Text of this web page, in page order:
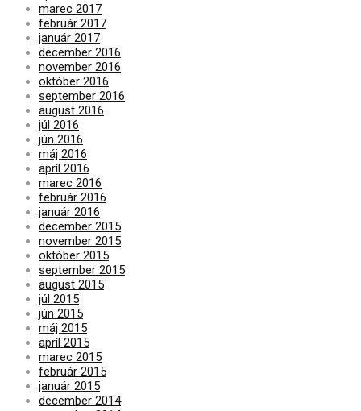
marec 2017
február 2017
január 2017
december 2016
november 2016
október 2016
september 2016
august 2016
júl 2016
jún 2016
máj 2016
apríl 2016
marec 2016
február 2016
január 2016
december 2015
november 2015
október 2015
september 2015
august 2015
júl 2015
jún 2015
máj 2015
apríl 2015
marec 2015
február 2015
január 2015
december 2014